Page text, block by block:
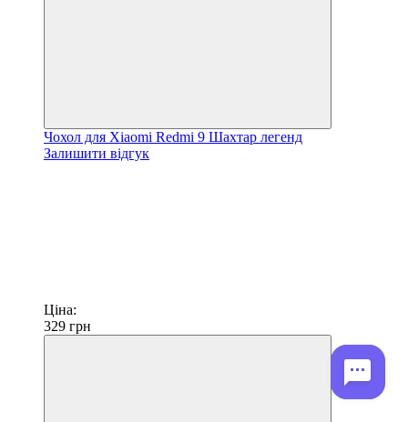
Чохол для Xiaomi Redmi 9 Шахтар легенд
Залишити відгук
Ціна:
329 грн